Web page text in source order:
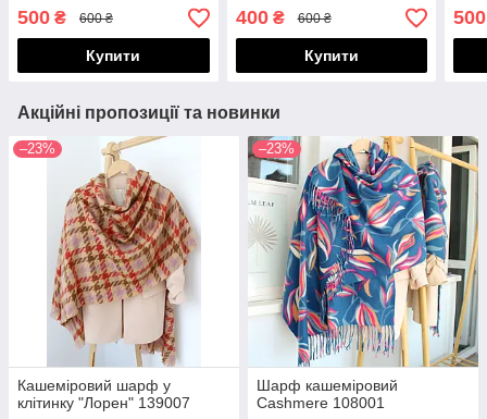
500 ₴ 600 ₴
Купити
400₴ 600 ₴
Купити
500
Акційні пропозиції та новинки
–23%
Кашеміровий шарф у
клітинку "Лорен" 139007
–23%
Шарф кашеміровий
Cashmere 108001